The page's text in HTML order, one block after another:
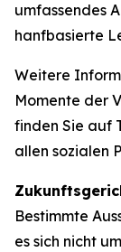
umfassendes
hanfbasierte
Weitere
Momente der
finden Sie auf
allen sozialen
Bestimmte
es sich nicht